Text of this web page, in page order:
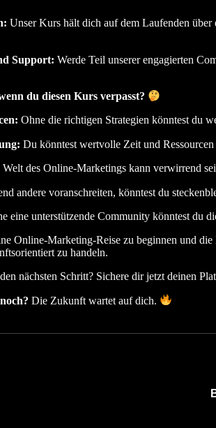
Unser Kurs hält dich auf dem Laufenden
Support: Werde Teil unserer engagierten
du diesen Kurs verpasst?
Ohne die richtigen Strategien könntest du
Du könntest wertvolle Zeit und
des Online-Marketings kann verwirrend
andere voranschreiten, könntest du
eine unterstützende Community könntest du
Online-Marketing-Reise zu beginnen und
zu handeln.
nächsten Schritt? Sichere dir jetzt deinen
Die Zukunft wartet auf dich.